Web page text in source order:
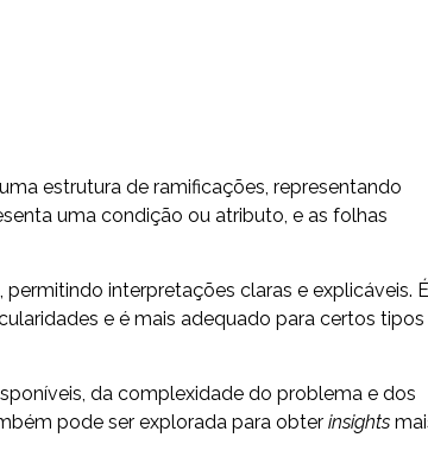
estrutura de ramificações, representando
uma condição ou atributo, e as folhas
interpretações claras e explicáveis. É
e é mais adequado para certos tipos
da complexidade do problema e dos
pode ser explorada para obter insights